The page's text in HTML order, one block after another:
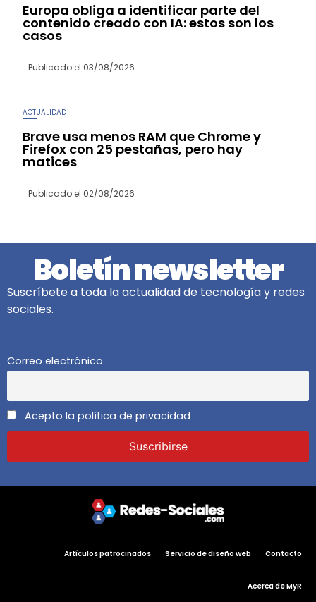
Europa obliga a identificar parte del
contenido creado con IA: estos son los
casos
Publicado el 03/08/2026
ACTUALIDAD
Brave usa menos RAM que Chrome y
Firefox con 25 pestañas, pero hay
matices
Publicado el 02/08/2026
Boletín newsletter
Suscríbete a toda la actualidad de tecnología y redes
sociales.
Correo electrónico
Acepto la política de privacidad
Artículos patrocinados Servicio de diseño web Contacto
Acerca de MyR